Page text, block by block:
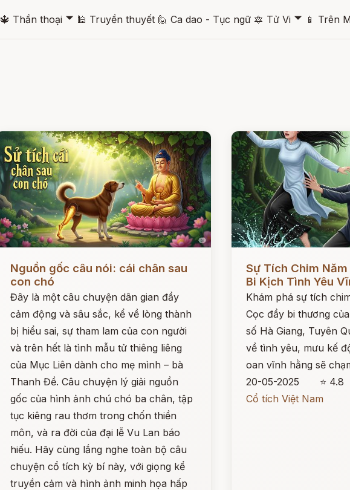
🔱 Thần thoại 🞃 🕌 Truyền thuyết 🙋 Ca dao - Tục ngữ 🔯 Tử Vi 🞃 📱 Trên
Đọc ngay
Nguồn gốc câu nói: cái chân sau
con chó
Đây là một câu chuyện dân gian đầy
cảm động và sâu sắc, kể về lòng thành
bị hiểu sai, sự tham lam của con người
và trên hết là tình mẫu tử thiêng liêng
của Mục Liên dành cho mẹ mình – bà
Thanh Đề. Câu chuyện lý giải nguồn
gốc của hình ảnh chú chó ba chân, tập
tục kiêng rau thơm trong chốn thiền
môn, và ra đời của đại lễ Vu Lan báo
hiếu. Hãy cùng lắng nghe toàn bộ câu
chuyện cổ tích kỳ bí này, với giọng kể
truyền cảm và hình ảnh minh họa hấp
Sự Tích Chim
Bi Kịch Tình Yêu
Khám phá sự tích
Cọc đầy bi thương
số Hà Giang, Tuyên
về tình yêu, mưu kế
oan vĩnh hằng sẽ
20-05-2025
⭐ 4.8
Cổ tích Việt Nam